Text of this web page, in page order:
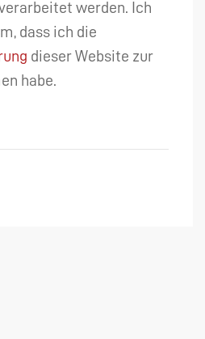
werden. Ich
dass ich die
dieser Website zur
habe.